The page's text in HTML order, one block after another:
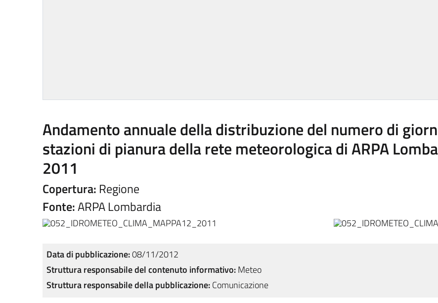
Andamento annuale della distribuzione del numero di
stazioni di pianura della rete meteorologica di ARPA
2011
Copertura: Regione
Fonte:ARPA Lombardia
Data di pubblicazione:08/11/2012
Struttura responsabile del contenuto informativo:Meteo
Struttura responsabile della pubblicazione:Comunicazione